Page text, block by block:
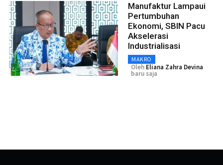
Manufaktur Lampaui
Pertumbuhan
Ekonomi, SBIN Pacu
Akselerasi
Industrialisasi
MAKRO
Oleh Eliana Zahra Devina
baru saja